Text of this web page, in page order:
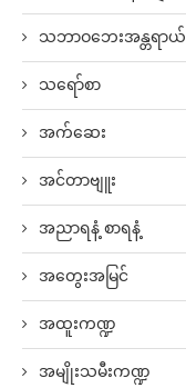
သဘာဝဘေးအန္တရာယ်
သရော်စာ
အက်ဆေး
အင်တာဗျူး
အညာရနံ့ စာရနံ့
အတွေးအမြင်
အထူးကဏ္ဍ
အမျိုးသမီးကဏ္ဍ